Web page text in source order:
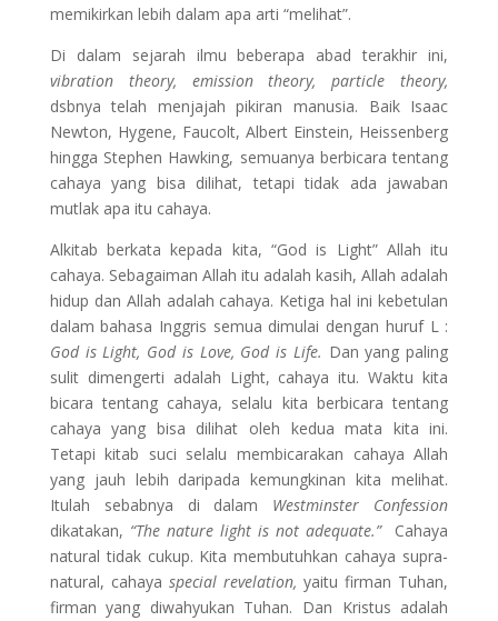
memikirkan lebih dalam apa arti “melihat”.
Di dalam sejarah ilmu beberapa abad terakhir ini,
vibration theory,
emission theory, particle theory,
dsbnya telah menjajah pikiran manusia. Baik Isaac
Newton, Hygene, Faucolt, Albert Einstein, Heissenberg
hingga Stephen Hawking, semuanya berbicara tentang
cahaya yang bisa dilihat, tetapi tidak ada jawaban
mutlak apa itu cahaya.
Alkitab berkata kepada kita, “God is Light” Allah itu
cahaya. Sebagaiman Allah itu adalah kasih, Allah adalah
hidup dan Allah adalah cahaya. Ketiga hal ini kebetulan
dalam bahasa Inggris semua dimulai dengan huruf L :
God is Light, God is Love, God is Life. Dan yang paling
sulit dimengerti adalah Light, cahaya itu. Waktu kita
bicara tentang cahaya, selalu kita berbicara tentang
cahaya yang bisa dilihat oleh kedua mata kita ini.
Tetapi kitab suci selalu membicarakan cahaya Allah
yang jauh lebih daripada kemungkinan kita melihat.
Itulah sebabnya di dalam Westminster Confession
dikatakan, “The nature light is not adequate.”Cahaya
natural tidak cukup. Kita membutuhkan cahaya supra-
natural, cahaya special revelation, yaitu firman Tuhan,
firman yang diwahyukan Tuhan. Dan Kristus adalah